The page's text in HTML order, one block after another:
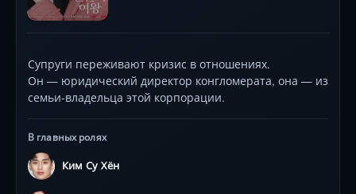
Супруги переживают кризис в отношениях.
Он — юридический директор конгломерата, она — из
семьи-владельца этой корпорации.
В главных ролях
Ким Су Хён